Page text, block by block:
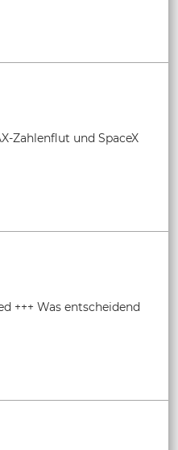
Zahlenflut und SpaceX
+++ Was entscheidend